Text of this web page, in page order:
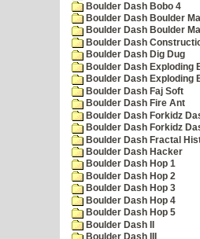
Boulder Dash Bobo 4
Boulder Dash Boulder
Boulder Dash Boulder
Boulder Dash
Boulder Dash Dig Dug
Boulder Dash Exploding
Boulder Dash Exploding
Boulder Dash Faj Soft
Boulder Dash Fire Ant
Boulder Dash Forkidz
Boulder Dash Forkidz
Boulder Dash Fractal
Boulder Dash Hacker
Boulder Dash Hop 1
Boulder Dash Hop 2
Boulder Dash Hop 3
Boulder Dash Hop 4
Boulder Dash Hop 5
Boulder Dash II
Boulder Dash III